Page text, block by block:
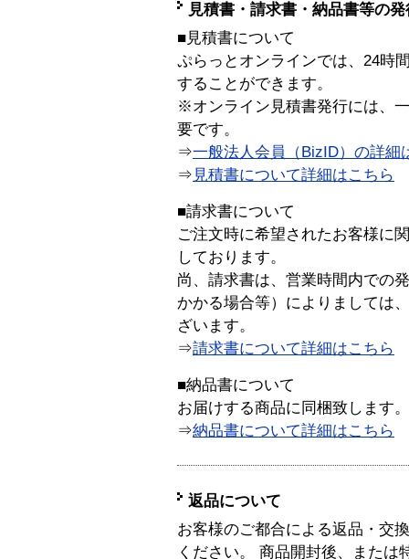
見積書・請求書・納品書等の
■見積書について
ぷらっとオンラインでは、24時
することができます。
※オンライン見積書発行には、
要です。
⇒一般法人会員（BizID）の詳細
⇒ 見積書について詳細はこちら
■請求書について
ご注文時に希望されたお客様に
しております。
尚、請求書は、営業時間内での
かかる場合等）によりましては
ざいます。
⇒請求書について詳細はこちら
■納品書について
お届けする商品に同梱致します。
⇒納品書について詳細はこちら
返品について
お客様のご都合による返品・交
ください。 商品開封後、または